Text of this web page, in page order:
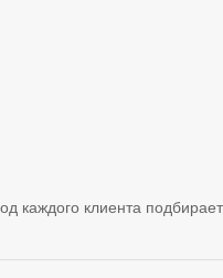
каждого клиента